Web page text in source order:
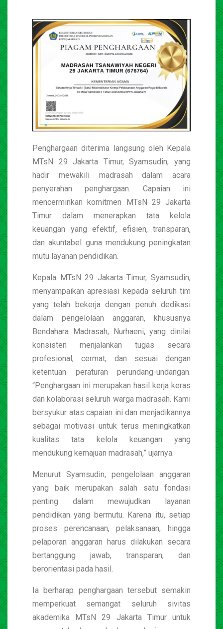
Penghargaan diterima langsung oleh Kepala
MTsN 29 Jakarta Timur, Syamsudin, yang
hadir mewakili madrasah dalam acara
penyerahan penghargaan. Capaian ini
mencerminkan komitmen MTsN 29 Jakarta
Timur dalam menerapkan tata kelola
keuangan yang efektif, efisien, transparan,
dan akuntabel guna mendukung peningkatan
mutu layanan pendidikan.
Kepala MTsN 29 Jakarta Timur, Syamsudin,
menyampaikan apresiasi kepada seluruh tim
yang telah bekerja dengan penuh dedikasi
dalam pengelolaan anggaran, khususnya
Bendahara Madrasah, Nurhaeni, yang dinilai
konsisten menjalankan tugas secara
profesional, cermat, dan sesuai dengan
ketentuan peraturan perundang-undangan.
“Penghargaan ini merupakan hasil kerja keras
dan kolaborasi seluruh warga madrasah. Kami
bersyukur atas capaian ini dan menjadikannya
sebagai motivasi untuk terus meningkatkan
kualitas tata kelola keuangan yang
mendukung kemajuan madrasah,” ujarnya.
Menurut Syamsudin, pengelolaan anggaran
yang baik merupakan salah satu fondasi
penting dalam mewujudkan layanan
pendidikan yang bermutu. Karena itu, setiap
proses perencanaan, pelaksanaan, hingga
pelaporan anggaran harus dilakukan secara
bertanggung jawab, transparan, dan
berorientasi pada hasil.
Ia berharap penghargaan tersebut semakin
memperkuat semangat seluruh sivitas
akademika MTsN 29 Jakarta Timur untuk